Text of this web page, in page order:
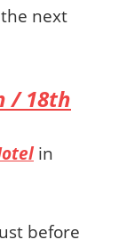
next
/ 18th
in
before